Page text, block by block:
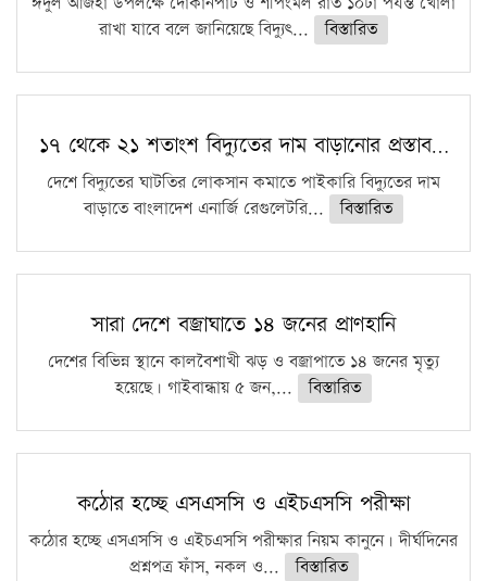
রাখা যাবে বলে জানিয়েছে বিদ্যুৎ...
বিস্তারিত
১৭ থেকে ২১ শতাংশ বিদ্যুতের দাম বাড়ানোর প্রস্তাব…
দেশে বিদ্যুতের ঘাটতির লোকসান কমাতে পাইকারি বিদ্যুতের দাম
বাড়াতে বাংলাদেশ এনার্জি রেগুলেটরি...
বিস্তারিত
সারা দেশে বজ্রাঘাতে ১৪ জনের প্রাণহানি
দেশের বিভিন্ন স্থানে কালবৈশাখী ঝড় ও বজ্রাপাতে ১৪ জনের মৃত্যু
হয়েছে। গাইবান্ধায় ৫ জন,...
বিস্তারিত
কঠোর হচ্ছে এসএসসি ও এইচএসসি পরীক্ষা
কঠোর হচ্ছে এসএসসি ও এইচএসসি পরীক্ষার নিয়ম কানুনে। দীর্ঘদিনের
প্রশ্নপত্র ফাঁস, নকল ও...
বিস্তারিত